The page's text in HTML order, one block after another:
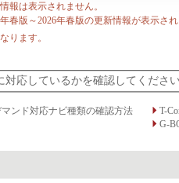
報は表示されません。
春版～2026年春版の更新情報が表示され
ります。
応しているかを確認してください
ンド対応ナビ種類の確認方法
T-
G-